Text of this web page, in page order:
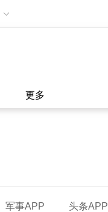
更多
军事APP 头条APP